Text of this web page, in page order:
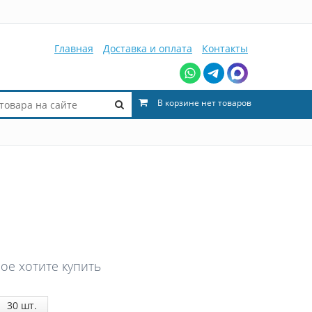
Главная Доставка и оплата Контакты
В корзине нет товаров
хотите купить
30 шт.